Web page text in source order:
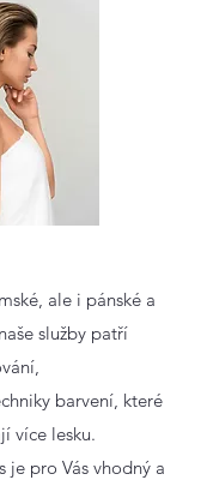
ale i pánské a
služby patří
barvení, které
více lesku.
je pro Vás vhodný a